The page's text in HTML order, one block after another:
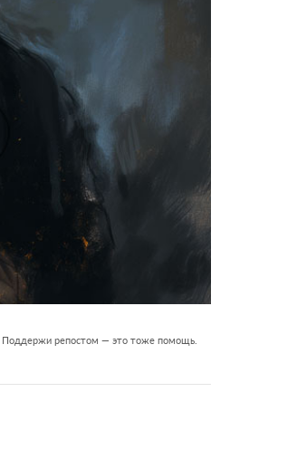
Поддержи репостом — это тоже помощь.